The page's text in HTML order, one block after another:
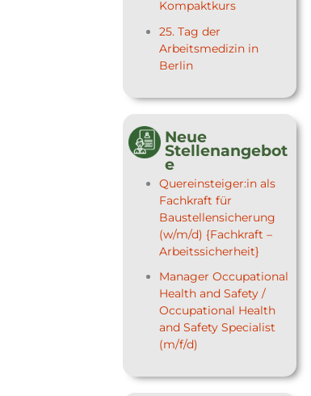
Kompaktkurs
25. Tag der
Arbeitsmedizin in
Berlin
Neue
Stellenangebot
e
Quereinsteiger:in als
Fachkraft für
Baustellensicherung
(w/m/d) {Fachkraft –
Arbeitssicherheit}
Manager Occupational
Health and Safety /
Occupational Health
and Safety Specialist
(m/f/d)